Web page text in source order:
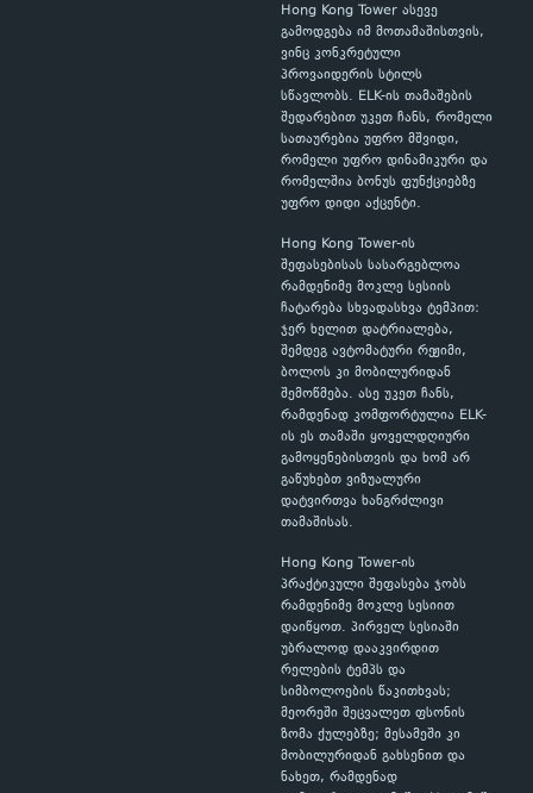
Hong Kong Tower ასევე
გამოდგება იმ მოთამაშისთვის,
ვინც კონკრეტული
პროვაიდერის სტილს
სწავლობს. ELK-ის თამაშების
შედარებით უკეთ ჩანს, რომელი
სათაურებია უფრო მშვიდი,
რომელი უფრო დინამიკური და
რომელშია ბონუს ფუნქციებზე
უფრო დიდი აქცენტი.
Hong Kong Tower-ის
შეფასებისას სასარგებლოა
რამდენიმე მოკლე სესიის
ჩატარება სხვადასხვა ტემპით:
ჯერ ხელით დატრიალება,
შემდეგ ავტომატური რეჟიმი,
ბოლოს კი მობილურიდან
შემოწმება. ასე უკეთ ჩანს,
რამდენად კომფორტულია ELK-
ის ეს თამაში ყოველდღიური
გამოყენებისთვის და ხომ არ
გაწუხებთ ვიზუალური
დატვირთვა ხანგრძლივი
თამაშისას.
Hong Kong Tower-ის
პრაქტიკული შეფასება ჯობს
რამდენიმე მოკლე სესიით
დაიწყოთ. პირველ სესიაში
უბრალოდ დააკვირდით
რელების ტემპს და
სიმბოლოების წაკითხვას;
მეორეში შეცვალეთ ფსონის
ზომა ქულებზე; მესამეში კი
მობილურიდან გახსენით და
ნახეთ, რამდენად